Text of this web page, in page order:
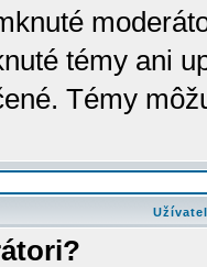
témy ani
Témy